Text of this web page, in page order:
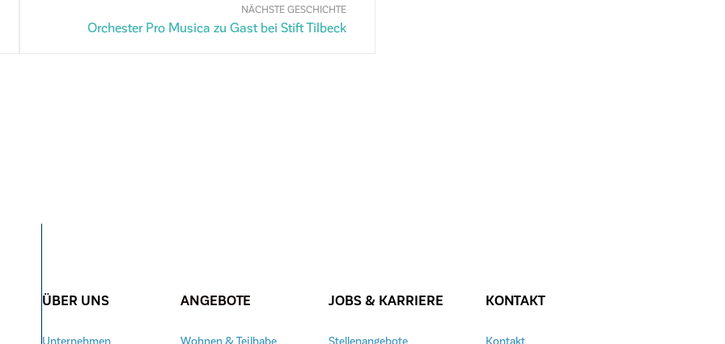
NÄCHSTE GESCHICHTE
Orchester Pro Musica zu Gast bei Stift Tilbeck
ÜBER UNS
Unternehmen
ANGEBOTE
Wohnen & Teilhabe
JOBS & KARRIERE
Stellenangebote
KONTAKT
Kontakt